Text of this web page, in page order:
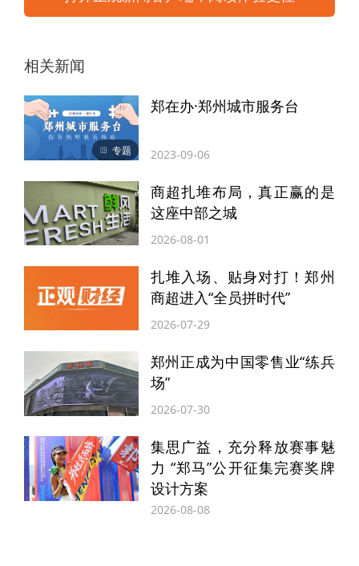
年医学科，全方位满足患者基础疾病诊疗需
北京积水潭医院常驻专家及本地资深医师联
合坐诊，确保诊疗标准对标国家骨科医学中
心水平。
为保障急危重症救治，医院79号急救站已实
现全天候24小时值守，随时响应周边区域急
救需求。此外，健康管理中心（体检科） 同
民提供专业体检服务。
相关新闻
专题
郑在办·郑州城市服务台
2023-09-06
商超扎堆布局，真正赢的是
这座中部之城
2026-08-01
扎堆入场、贴身对打！郑州
商超进入“全员拼时代”
2026-07-29
郑州正成为中国零售业“练兵
场”
2026-07-30
集思广益，充分释放赛事魅
力 “郑马”公开征集完赛奖牌
设计方案
2026-08-08